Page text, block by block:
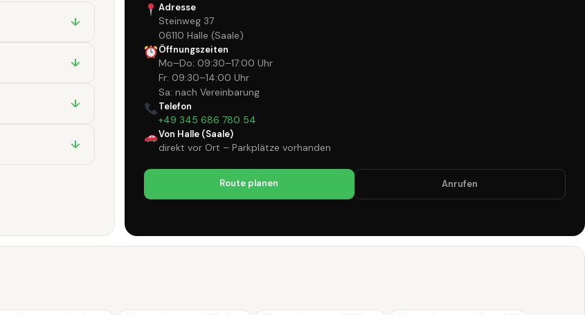
↓
↓
↓
↓
Adresse
Steinweg 37
06110 Halle (Saale)
Öffnungszeiten
Mo–Do: 09:30–17:00 Uhr
Fr: 09:30–14:00 Uhr
Sa: nach Vereinbarung
Telefon
+49 345 686 780 54
Von Halle (Saale)
direkt vor Ort – Parkplätze vorhanden
Route planen Anrufen